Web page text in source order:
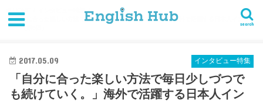
search
インタビュー特集
「自分に合った楽しい方法で毎日少しづつでも続けていく。」海外で活躍する日本人インタビ
ュー（第6回）
インタビュー特集
2017.05.09
「自分に合った楽しい方法で毎日少しづつで
も続けていく。」海外で活躍する日本人イン